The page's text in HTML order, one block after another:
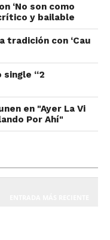
‘No son como
y bailable
tradición con ‘Cau
single “2
en "Ayer La Vi
Por Ahí"